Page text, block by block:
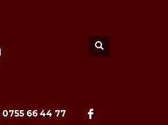
0755 66 44 77